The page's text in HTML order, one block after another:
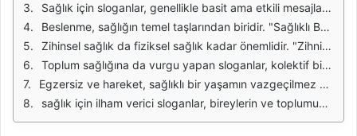
Sağlık için sloganlar, genellikle basit ama etkili mesajlar içerir. Bu mesajlar, insanların günlük yaşamlarında sağlıklı seçimler yapmalarını teşvik eder. Örneğin, "Her Gün Bir Adım Daha İleri" gibi sloganlar, harekete geçmenin önemini vurgularken, bireyleri spor yapmaya ve aktif bir yaşam sürmeye teşvik eder.
Beslenme, sağlığın temel taşlarından biridir. "Sağlıklı Beslen, Sağlıklı Yaşa" gibi sloganlar, dengeli bir diyetin önemini hatırlatır. Sağlıklı bir yaşam için yeterli ve dengeli beslenme alışkanlıklarının benimsenmesi gerektiğinin altını çizer. Bu tür sloganlar, bireylerin daha sağlıklı gıdalar seçmelerini teşvik eder.
Zihinsel sağlık da fiziksel sağlık kadar önemlidir. "Zihnini Besle, Bedenini Güçlendir" gibi sloganlar, stres yönetimi ve zihinsel sağlık konularına dikkat çeker. Bu sloganlar, bireylerin ruhsal sağlıklarını korumaları için gerekli adımları atmaları gerektiğini hatırlatır ve zihinsel dengeyi sağlamalarına yardımcı olur.
Toplum sağlığına da vurgu yapan sloganlar, kolektif bir sorumluluk bilinci oluşturur. "Sağlıklı Toplum, Sağlıklı Gelecek" gibi ifadeler, bireylerin kendi sağlıklarının yanı sıra çevrelerindeki insanların sağlığına da dikkat etmeleri gerektiğini hatırlatır. Bu tür sloganlar, sağlık bilincinin yayılmasına katkıda bulunur.
Egzersiz ve hareket, sağlıklı bir yaşamın vazgeçilmez unsurlarıdır. "Harekete Geç, Sağlığını Keşfet" gibi sloganlar, insanları aktif yaşamaya teşvik eder. Düzenli egzersiz yapmanın faydalarını vurgulayan bu sloganlar, bireylerin sağlıklı bir yaşam sürmelerine yardımcı olur.
sağlık için ilham verici sloganlar, bireylerin ve toplumun sağlığını koruma ve geliştirme yönünde önemli bir rol oynar. Bu sloganlar, sağlıklı alışkanlıkları teşvik ederken, bireylerin yaşam kalitesini artırmayı amaçlar. Sağlık bilincinin artması, toplum sağlığının iyileşmesine katkı sağlar.